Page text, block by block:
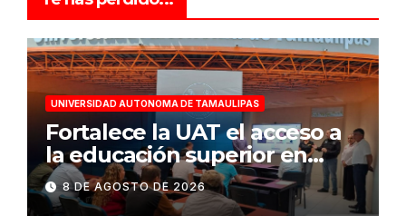
UNIVERSIDAD AUTONOMA DE TAMAULIPAS
Fortalece la UAT el acceso a
la educación superior en
comunidades
8 DE AGOSTO DE 2026